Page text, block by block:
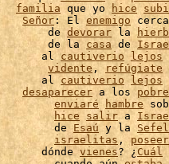
familia que yo hice
Señor : El enemigo
de devorar la
de la casa de
al cautiverio lejos
vidente , refúgiate
al cautiverio lejos
desaparecer a los
enviaré hambre
hice salir a
de Esaú y la
israelitas,
dónde vienes? ¿ Cuál